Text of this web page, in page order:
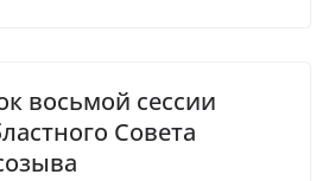
восьмой сессии
Совета